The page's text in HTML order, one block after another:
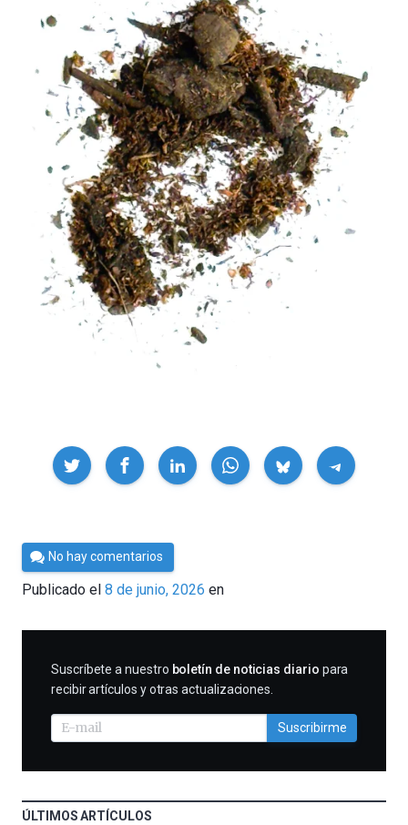
Compartir
Por
César
Tomé
No hay comentarios
Publicado el 8 de junio, 2026 en
SUSCRIBIRME
Suscríbete a nuestro boletín de noticias diario para
recibir artículos y otras actualizaciones.
Suscribirme
ÚLTIMOS ARTÍCULOS